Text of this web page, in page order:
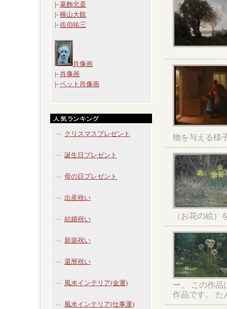
|- 葛飾北斎
|- 横山大観
|- 佐伯祐三
肖像画
|- 肖像画
|- ペット肖像画
クリスマスプレゼント
誕生日プレゼント
母の日プレゼント
出産祝い
結婚祝い
新築祝い
還暦祝い
風水インテリア(金運)
風水インテリア(仕事運)
物を与える様
（お花の絵
ー。 この作品
作品です。 た